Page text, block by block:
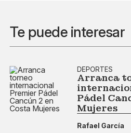
Te puede interesar
DEPORTES
Arranca
Pádel
Mujeres
Rafael García